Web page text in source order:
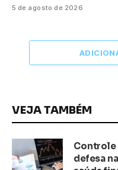
5 de agosto de 2026
VEJA TAMBÉM
Controle
defesa